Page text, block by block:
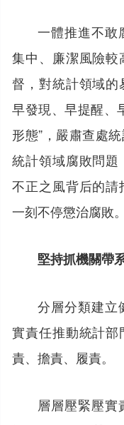
一體推進不敢
集中、廉潔風險
督，對統計領域
早發現、早提醒、
形態”，嚴肅查處
統計領域腐敗問
不正之風背后的請
一刻不停懲治腐敗。
堅持抓機關帶
分層分類建立
實責任推動統計
責、擔責、履責。
層層壓緊壓實